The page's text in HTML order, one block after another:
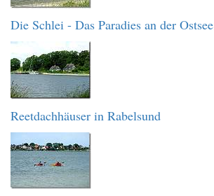
Die Schlei - Das Paradies an der Ostsee
Reetdachhäuser in Rabelsund